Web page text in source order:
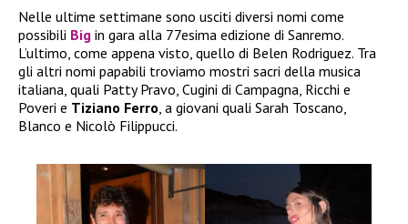
Nelle ultime settimane sono usciti diversi nomi come
possibili Big in gara alla 77esima edizione di Sanremo.
L’ultimo, come appena visto, quello di Belen Rodriguez. Tra
gli altri nomi papabili troviamo mostri sacri della musica
italiana, quali Patty Pravo, Cugini di Campagna, Ricchi e
Poveri e Tiziano Ferro, a giovani quali Sarah Toscano,
Blanco e Nicolò Filippucci.